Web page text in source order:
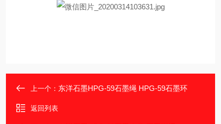
上一个： 东洋石墨HPG-59石墨绳 HPG-59石墨环
返回列表